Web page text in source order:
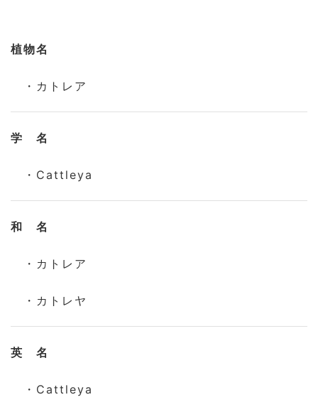
植物名
・カトレア
学 名
・Cattleya
和 名
・カトレア
・カトレヤ
英 名
・Cattleya